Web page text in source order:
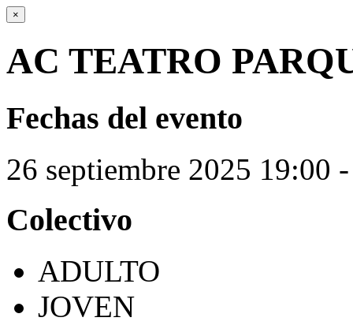
×
AC TEATRO
Fechas del evento
26 septiembre 2025 19:00
Colectivo
ADULTO
JOVEN